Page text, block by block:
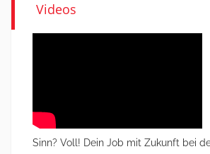
Videos
Sinn? Voll! Dein Job mit Zukunft bei